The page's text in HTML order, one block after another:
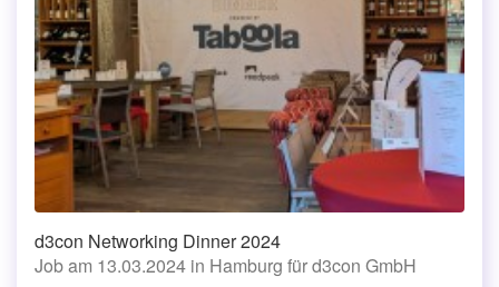
d3con Networking Dinner 2024
Job am 13.03.2024 in Hamburg für d3con GmbH